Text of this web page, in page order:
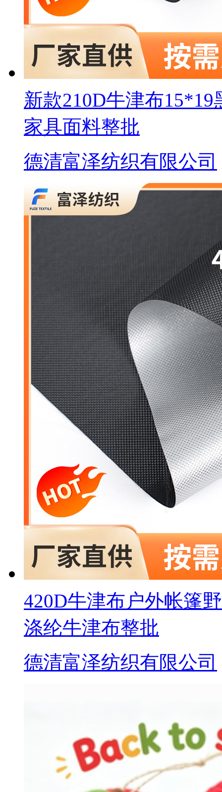
新款210D牛津布
家具面料整批
德清富泽纺织有限公司
420D牛津布户外帐篷
涤纶牛津布整批
德清富泽纺织有限公司